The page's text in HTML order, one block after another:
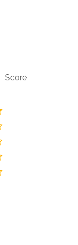
Score